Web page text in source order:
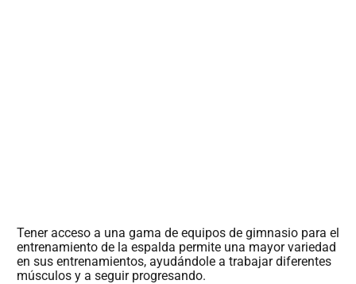
Tener acceso a una gama de equipos de gimnasio para el
entrenamiento de la espalda permite una mayor variedad
en sus entrenamientos, ayudándole a trabajar diferentes
músculos y a seguir progresando.